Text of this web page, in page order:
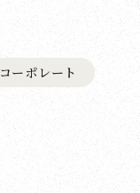
コーポレート